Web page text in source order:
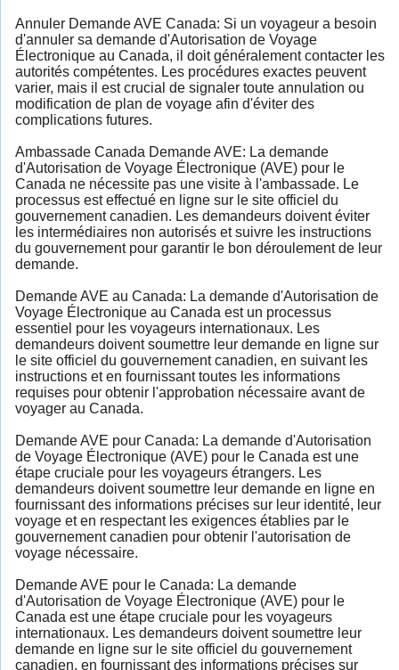
Annuler Demande AVE Canada: Si un voyageur a besoin
d'annuler sa demande d'Autorisation de Voyage
Électronique au Canada, il doit généralement contacter les
autorités compétentes. Les procédures exactes peuvent
varier, mais il est crucial de signaler toute annulation ou
modification de plan de voyage afin d'éviter des
complications futures.
Ambassade Canada Demande AVE: La demande
d'Autorisation de Voyage Électronique (AVE) pour le
Canada ne nécessite pas une visite à l'ambassade. Le
processus est effectué en ligne sur le site officiel du
gouvernement canadien. Les demandeurs doivent éviter
les intermédiaires non autorisés et suivre les instructions
du gouvernement pour garantir le bon déroulement de leur
demande.
Demande AVE au Canada: La demande d'Autorisation de
Voyage Électronique au Canada est un processus
essentiel pour les voyageurs internationaux. Les
demandeurs doivent soumettre leur demande en ligne sur
le site officiel du gouvernement canadien, en suivant les
instructions et en fournissant toutes les informations
requises pour obtenir l'approbation nécessaire avant de
voyager au Canada.
Demande AVE pour Canada: La demande d'Autorisation
de Voyage Électronique (AVE) pour le Canada est une
étape cruciale pour les voyageurs étrangers. Les
demandeurs doivent soumettre leur demande en ligne en
fournissant des informations précises sur leur identité, leur
voyage et en respectant les exigences établies par le
gouvernement canadien pour obtenir l'autorisation de
voyage nécessaire.
Demande AVE pour le Canada: La demande
d'Autorisation de Voyage Électronique (AVE) pour le
Canada est une étape cruciale pour les voyageurs
internationaux. Les demandeurs doivent soumettre leur
demande en ligne sur le site officiel du gouvernement
canadien, en fournissant des informations précises sur